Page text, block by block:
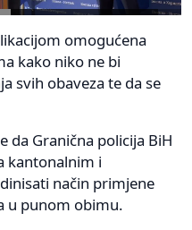
omogućena
kako niko ne bi
svih obaveza te da se
da Granična policija BiH
kantonalnim i
način primjene
u punom obimu.